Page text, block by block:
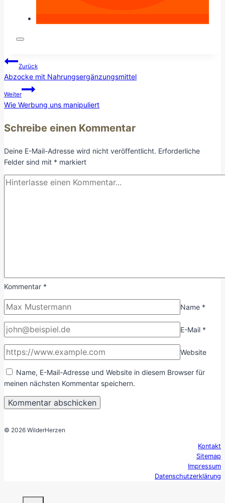
Beitragsnavigation
Zurück
Abzocke mit Nahrungsergänzungsmittel
Weiter
Wie Werbung uns manipuliert
Schreibe einen Kommentar
Deine E-Mail-Adresse wird nicht veröffentlicht. Erforderliche
Felder sind mit * markiert
Kommentar *
Name *
E-Mail *
Website
Name, E-Mail-Adresse und Website in diesem Browser für
meinen nächsten Kommentar speichern.
© 2026 WilderHerzen
Kontakt
Sitemap
Impressum
Datenschutzerklärung